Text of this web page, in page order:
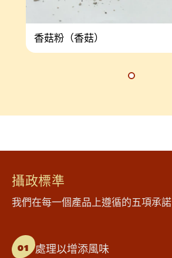
香菇粉（香菇）
攝政標準
我們在每一個產品上遵循的五項承諾
01 處理以增添風味